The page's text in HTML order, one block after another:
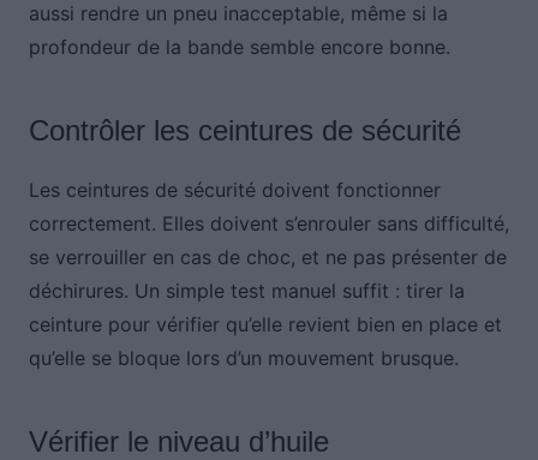
aussi rendre un pneu inacceptable, même si la
profondeur de la bande semble encore bonne.
Contrôler les ceintures de sécurité
Les ceintures de sécurité doivent fonctionner
correctement. Elles doivent s’enrouler sans difficulté,
se verrouiller en cas de choc, et ne pas présenter de
déchirures. Un simple test manuel suffit : tirer la
ceinture pour vérifier qu’elle revient bien en place et
qu’elle se bloque lors d’un mouvement brusque.
Vérifier le niveau d’huile